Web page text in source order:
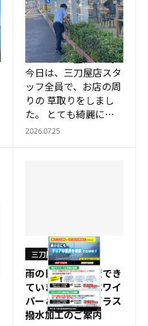
草取り
三刀屋店
こんにちは。三刀屋店
サービスの土江です。
今日は、三刀屋店スタ
ッフ全員で、お店の周
りの 草取りをしまし
た。 とても綺麗にな
りました。…
2026.07.25
雨の日の視界対策でき
ていますか？撥水ワイ
パー＆フロントガラス
撥水加工のご案内
三刀屋店